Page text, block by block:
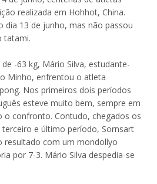
realizada em Hohhot, China.
dia 13 de junho, mas não passou
tatami.
-63 kg, Mário Silva, estudante-
Minho, enfrentou o atleta
Nos primeiros dois períodos
esteve muito bem, sempre em
o confronto. Contudo, chegados os
e último período, Sornsart
resultado com um mondollyo
por 7-3. Mário Silva despedia-se